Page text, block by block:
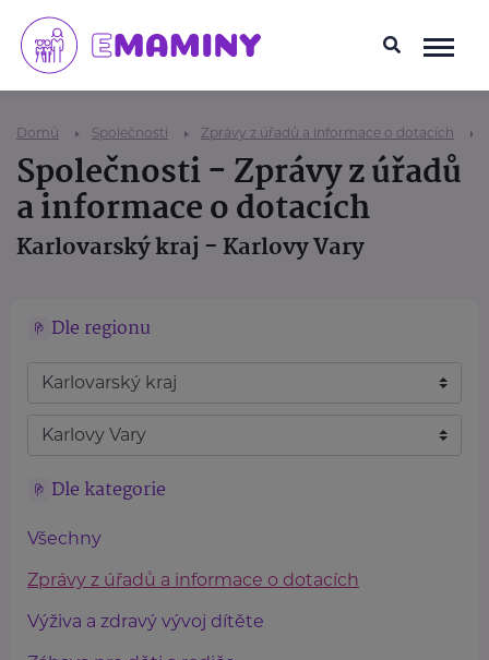
Domů Společnosti Zprávy z úřadů a informace o dotacích
Společnosti - Zprávy z úřadů
a informace o dotacích
Karlovarský kraj - Karlovy Vary
Dle regionu
Dle kategorie
Všechny
Zprávy z úřadů a informace o dotacích
Výživa a zdravý vývoj dítěte